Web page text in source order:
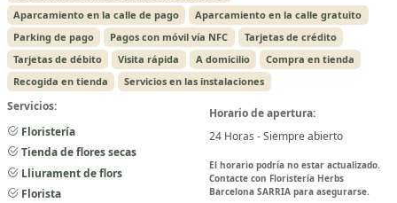
Aparcamiento en la calle de pago
Aparcamiento en la calle gratuito
Parking de pago
Pagos con móvil vía NFC
Tarjetas de crédito
Tarjetas de débito
Visita rápida A domicilio
Compra en tienda
Recogida en tienda
Servicios en las instalaciones
Servicios:
Floristería
Tienda de flores secas
Lliurament de flors
Florista
Horario de apertura:
24 Horas - Siempre abierto
El horario podría no estar actualizado.
Contacte con Floristería Herbs
Barcelona SARRIA para asegurarse.